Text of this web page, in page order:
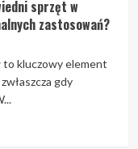
sprzęt w
zastosowań?
to kluczowy element
gdy